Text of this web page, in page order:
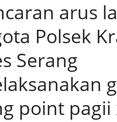
arus
Polsek
Serang
point pagii